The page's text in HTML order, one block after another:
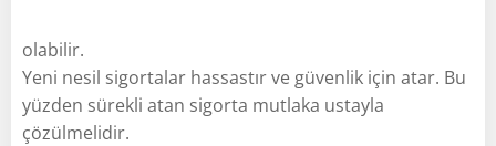
olabilir.
Yeni nesil sigortalar hassastır ve güvenlik için atar. Bu
yüzden sürekli atan sigorta mutlaka ustayla
çözülmelidir.